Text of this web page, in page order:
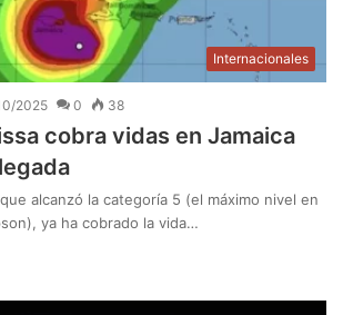
Internacionales
2025 0 38
cobra vidas en Jamaica
alcanzó la categoría 5 (el máximo nivel en
ya ha cobrado la vida…